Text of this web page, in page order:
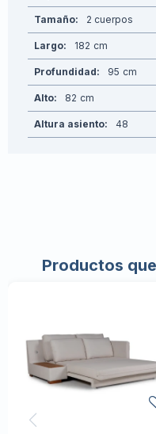
Tamaño 2 cuerpos
Largo 182
Profundidad 95
Alto 82
Altura asiento 48
Productos